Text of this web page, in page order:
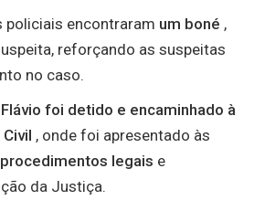
policiais encontraram um boné ,
reforçando as suspeitas
no caso.
Flávio foi detido e encaminhado à
, onde foi apresentado às
procedimentos legais e
da Justiça.